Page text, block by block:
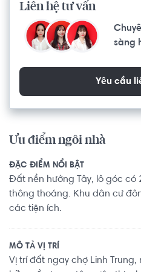
Liên hệ tư vấn
sàng
Yêu cầu
Ưu điểm ngôi nhà
ĐẶC ĐIỂM NỔI BẬT
Đất nền hướng Tây, lô góc có
thông thoáng. Khu dân cư
các tiện ích.
MÔ TẢ VỊ TRÍ
Vị trí đất ngay chợ Linh